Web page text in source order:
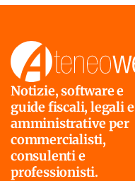
Notizie, software e
guide fiscali, legali e
amministrative per
commercialisti,
consulenti e
professionisti.